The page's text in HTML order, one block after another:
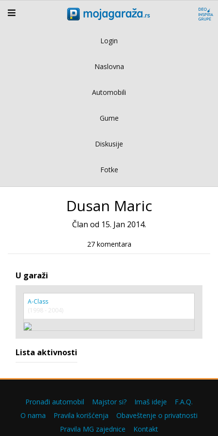
Login
Naslovna
Automobili
Gume
Diskusije
Fotke
Dusan Maric
Član od 15. Jan 2014.
27 komentara
U garaži
A-Class
(1998 - 2004)
Lista aktivnosti
Pronađi automobil Majstor si? Imaš ideje
F.A.Q.
O nama
Pravila korišćenja
Obaveštenje o privatnosti
Pravila MG zajednice
Kontakt